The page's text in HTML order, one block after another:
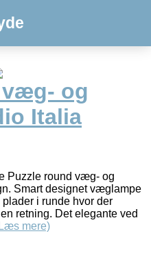
væg- og
Italia
Puzzle round væg- og
Smart designet væglampe
i runde hvor der
retning. Det elegante ved
mere)